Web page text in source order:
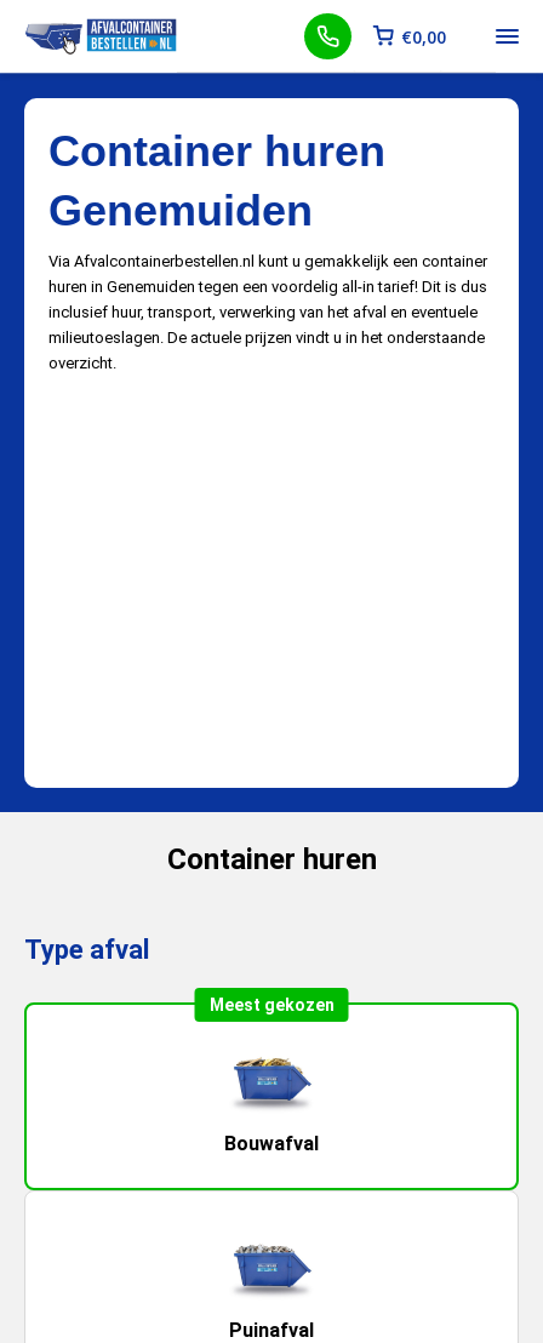
€0,00
Container huren
Genemuiden
Via Afvalcontainerbestellen.nl kunt u gemakkelijk een container
huren in Genemuiden tegen een voordelig all-in tarief! Dit is dus
inclusief huur, transport, verwerking van het afval en eventuele
milieutoeslagen. De actuele prijzen vindt u in het onderstaande
overzicht.
Container huren
Type afval
Meest gekozen
Bouwafval
Puinafval